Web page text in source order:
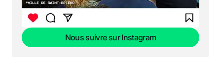
Nous suivre sur Instagram